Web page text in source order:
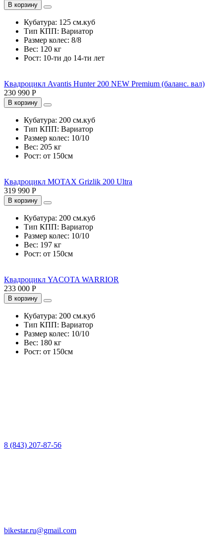
В корзину
Кубатура: 125 см.куб
Тип КПП: Вариатор
Размер колес: 8/8
Вес: 120 кг
Рост: 10-ти до 14-ти лет
Квадроцикл Avantis Hunter 200 NEW Premium (баланс. вал)
230 990 Р
В корзину
Кубатура: 200 см.куб
Тип КПП: Вариатор
Размер колес: 10/10
Вес: 205 кг
Рост: от 150см
Квадроцикл MOTAX Grizlik 200 Ultra
319 990 Р
В корзину
Кубатура: 200 см.куб
Тип КПП: Вариатор
Размер колес: 10/10
Вес: 197 кг
Рост: от 150см
Квадроцикл YACOTA WARRIOR
233 000 Р
В корзину
Кубатура: 200 см.куб
Тип КПП: Вариатор
Размер колес: 10/10
Вес: 180 кг
Рост: от 150см
8 (843) 207-87-56
bikestar.ru@gmail.com